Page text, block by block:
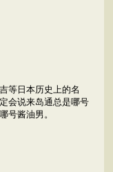
等日本历史上的名
会说来岛通总是哪号
号酱油男。